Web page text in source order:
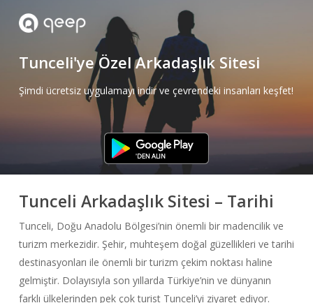
contentTunceli'ye Özel Arkadaşlık Sitesi
Şimdi ücretsiz uygulamayı indir ve çevrendeki insanları keşfet!
Tunceli Arkadaşlık Sitesi – Tarihi
Tunceli, Doğu Anadolu Bölgesi’nin önemli bir madencilik ve
turizm merkezidir. Şehir, muhteşem doğal güzellikleri ve tarihi
destinasyonları ile önemli bir turizm çekim noktası haline
gelmiştir. Dolayısıyla son yıllarda Türkiye’nin ve dünyanın
farklı ülkelerinden pek çok turist Tunceli’yi ziyaret ediyor.